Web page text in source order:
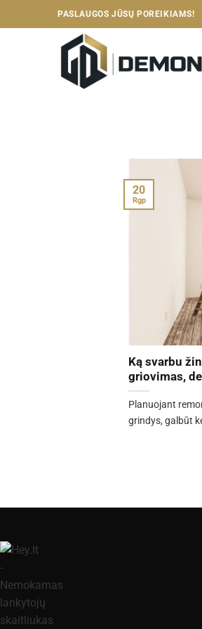
to
PASLAUGOS JŪSŲ POREIKIAMS!
Ką svarbu
griovimas,
Planuojant
grindys, galbūt
20
Rgp